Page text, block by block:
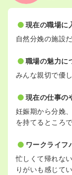
現在の職場に
自然分娩の施設
職場の魅力に
みんな親切で優
現在の仕事の
妊娠期から分娩
を持てるところで
ワークライフ
忙しくて帰れな
りがいも感じてい